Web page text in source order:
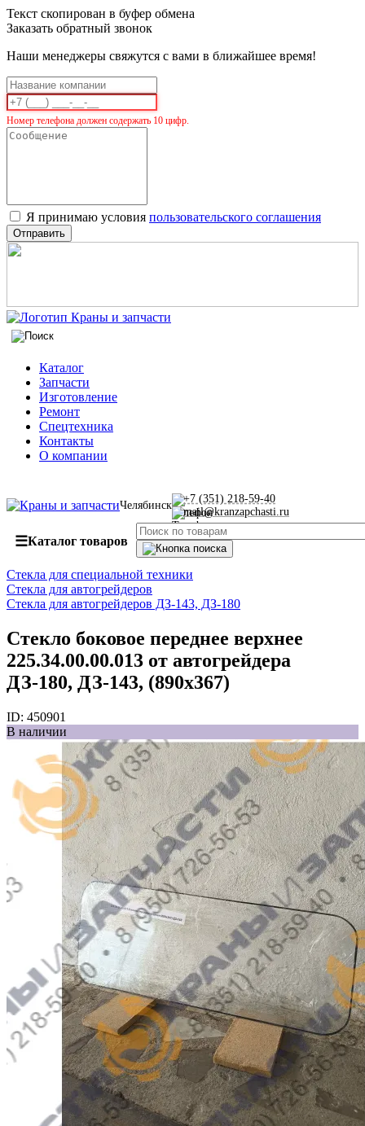
Текст скопирован в буфер обмена
Заказать обратный звонок
Наши менеджеры свяжутся с вами в ближайшее время!
Номер телефона должен содержать 10 цифр.
Я принимаю условия пользовательского соглашения
Отправить
Каталог
Запчасти
Изготовление
Ремонт
Спецтехника
Контакты
О компании
Челябинск
+7 (351) 218-59-40
mail@kranzapchasti.ru
☰Каталог товаров
Стекла для специальной техники
Стекла для автогрейдеров
Стекла для автогрейдеров ДЗ-143, ДЗ-180
Стекло боковое переднее верхнее
225.34.00.00.013 от автогрейдера
ДЗ-180, ДЗ-143, (890х367)
ID: 450901
В наличии